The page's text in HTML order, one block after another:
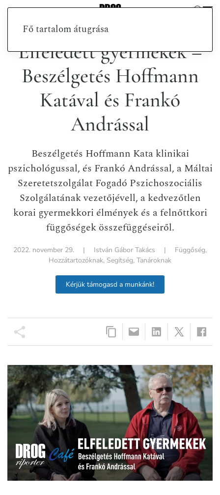
Fő tartalom átugrása
Elfeledett gyermekek –
Beszélgetés Hoffmann
Katával és Frankó
Andrással
Beszélgetés Hoffmann Kata klinikai
pszichológussal, és Frankó Andrással, a Máltai
Szeretetszolgálat Fogadó Pszichoszociális
Szolgálatának vezetőjévell, a kedvezőtlen
korai gyermekkori élmények és a felnőttkori
függőségek összefüggéseiről.
2022. november 29. | István Gábor Takács | Függőség,
Hozzátartozóknak, Segítség, Tanároknak
Kérjük támogasd a munkánk!